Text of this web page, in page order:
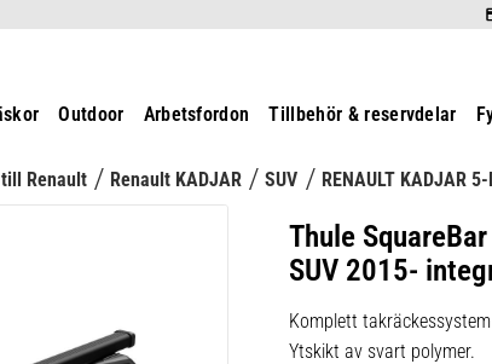
Outdoor Arbetsfordon Tillbehör & reservdelar
Renault Renault KADJAR SUV RENAULT KADJAR
Thule
SUV 2015-
Komplett
Ytskikt av svart polymer.